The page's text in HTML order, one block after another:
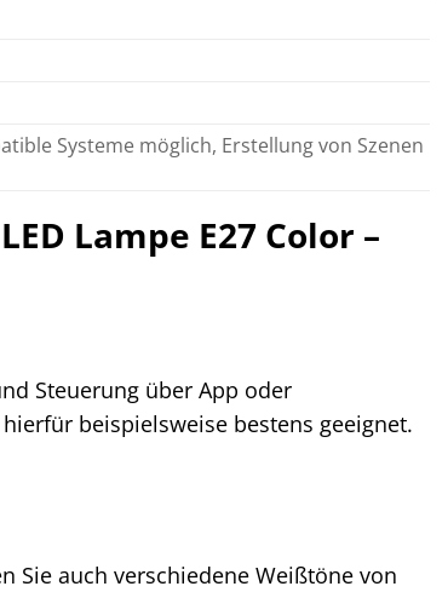
Systeme möglich, Erstellung von Szenen
Lampe E27 Color –
Steuerung über App oder
beispielsweise bestens geeignet.
Sie auch verschiedene Weißtöne von